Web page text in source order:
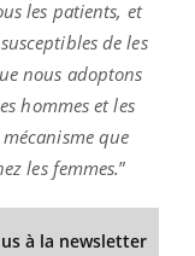
les patients, et
de les
nous adoptons
hommes et les
que
les femmes.”
à la newsletter